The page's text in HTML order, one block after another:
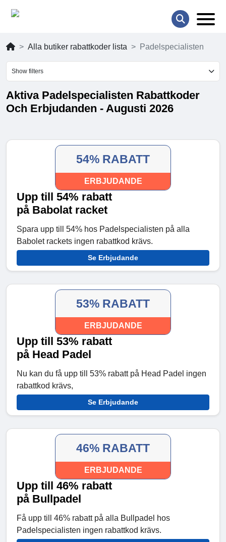
Alla butiker rabattkoder lista Padelspecialisten
Show filters
Aktiva Padelspecialisten Rabattkoder
Och Erbjudanden - Augusti 2026
54% RABATT
ERBJUDANDE
Upp till 54% rabatt
på Babolat racket
Spara upp till 54% hos Padelspecialisten på alla
Babolet rackets ingen rabattkod krävs.
Se Erbjudande
53% RABATT
ERBJUDANDE
Upp till 53% rabatt
på Head Padel
Nu kan du få upp till 53% rabatt på Head Padel ingen
rabattkod krävs,
Se Erbjudande
46% RABATT
ERBJUDANDE
Upp till 46% rabatt
på Bullpadel
Få upp till 46% rabatt på alla Bullpadel hos
Padelspecialisten ingen rabattkod krävs.